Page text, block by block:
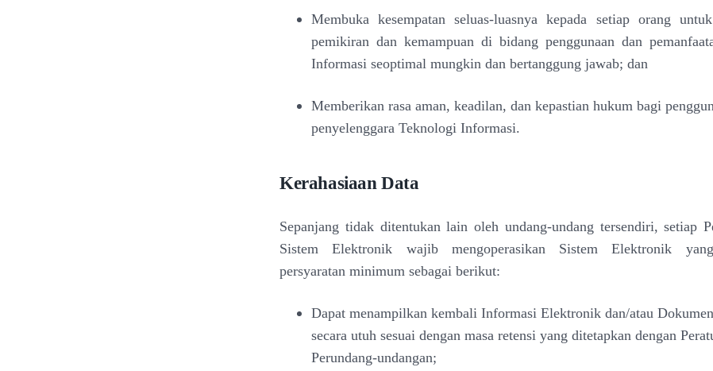
Membuka kesempatan seluas-luasnya kepada setiap orang
pemikiran dan kemampuan di bidang penggunaan dan
Informasi seoptimal mungkin dan bertanggung jawab; dan
Memberikan rasa aman, keadilan, dan kepastian hukum bagi
penyelenggara Teknologi Informasi.
Kerahasiaan Data
Sepanjang tidak ditentukan lain oleh undang-undang tersendiri, setiap
Sistem Elektronik wajib mengoperasikan Sistem Elektronik
persyaratan minimum sebagai berikut:
Dapat menampilkan kembali Informasi Elektronik dan/atau
secara utuh sesuai dengan masa retensi yang ditetapkan dengan
Perundang-undangan;